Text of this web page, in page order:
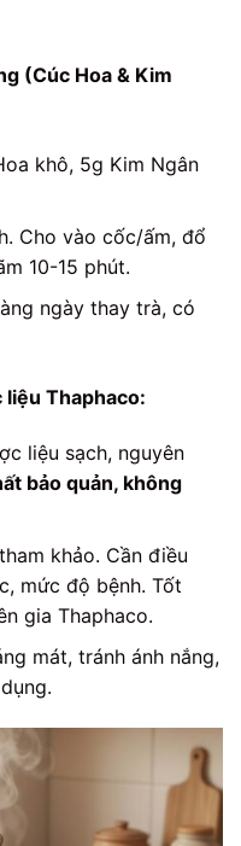
(Cúc Hoa & Kim
khô, 5g Kim Ngân
Cho vào cốc/ấm, đổ
10-15 phút.
ngày thay trà, có
Thaphaco:
liệu sạch, nguyên
bảo quản, không
khảo. Cần điều
mức độ bệnh. Tốt
gia Thaphaco.
mát, tránh ánh nắng,